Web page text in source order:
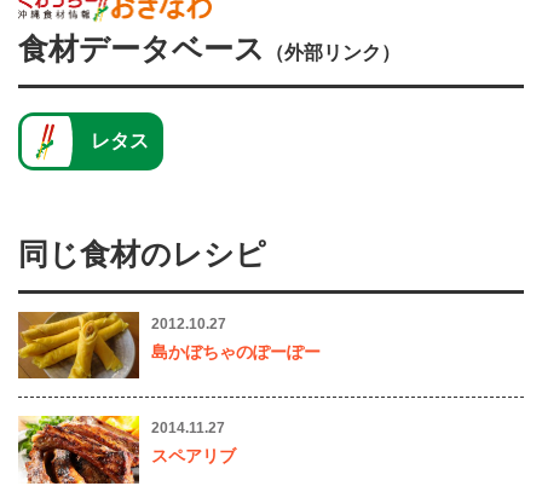
食材データベース （外部リンク）
レタス
同じ食材のレシピ
2012.10.27
島かぼちゃのぽーぽー
2014.11.27
スペアリブ